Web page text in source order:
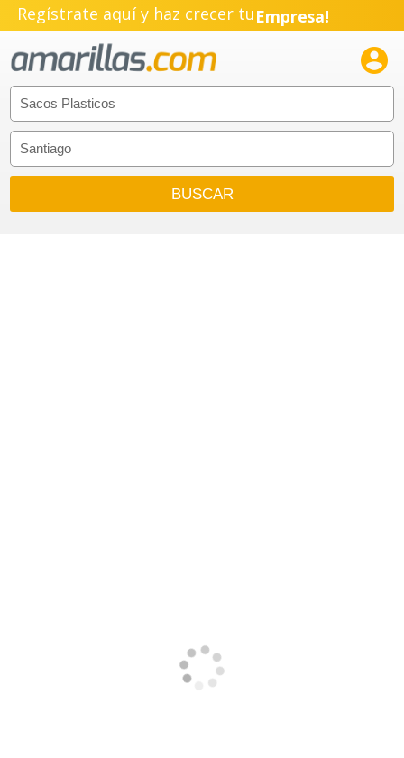
Regístrate aquí y haz crecer tuEmpresa!
Pyme!
Emprendimiento!
